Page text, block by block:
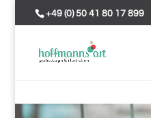
+49 (0) 50 41 80 17 899